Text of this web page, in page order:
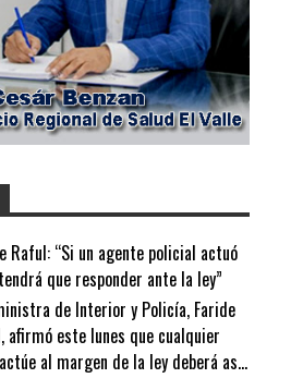
Raful: “Si un agente policial actuó
que responder ante la ley”
de Interior y Policía, Faride
afirmó este lunes que cualquier
al margen de la ley deberá as...